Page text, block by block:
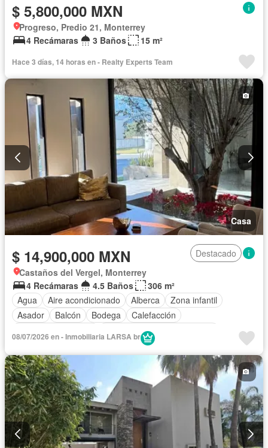
$ 5,800,000 MXN
Progreso, Predio 21, Monterrey
4 Recámaras
3 Baños 15 m²
Hace 3 días, 14 horas en - Realty Experts Team
Casa
$ 14,900,000 MXN
Destacado
Castaños del Vergel, Monterrey
4 Recámaras
4.5 Baños
306 m²
Agua
Aire acondicionado Alberca
Zona infantil
Asador
Balcón Bodega
Calefacción
Circuito cerrado de televisión
Cuarto de servicio
Gas natural
Seguridad Terraza
Wifi
Zonas verdes
08/07/2026 en - Inmobiliaria LARSA br